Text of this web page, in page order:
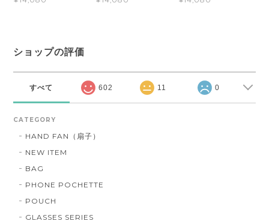
ショップの評価
すべて 602 11 0
CATEGORY
HAND FAN（扇子）
NEW ITEM
BAG
PHONE POCHETTE
POUCH
GLASSES SERIES